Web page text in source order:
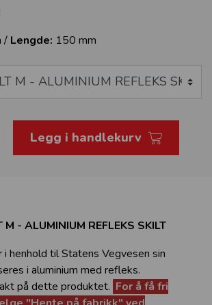
/ Lengde: 150 mm
Legg i handlekurv
M - ALUMINIUM REFLEKS SKILT
i henhold til Statens Vegvesen sin
i aluminium med refleks.
på dette produktet. For å få fri